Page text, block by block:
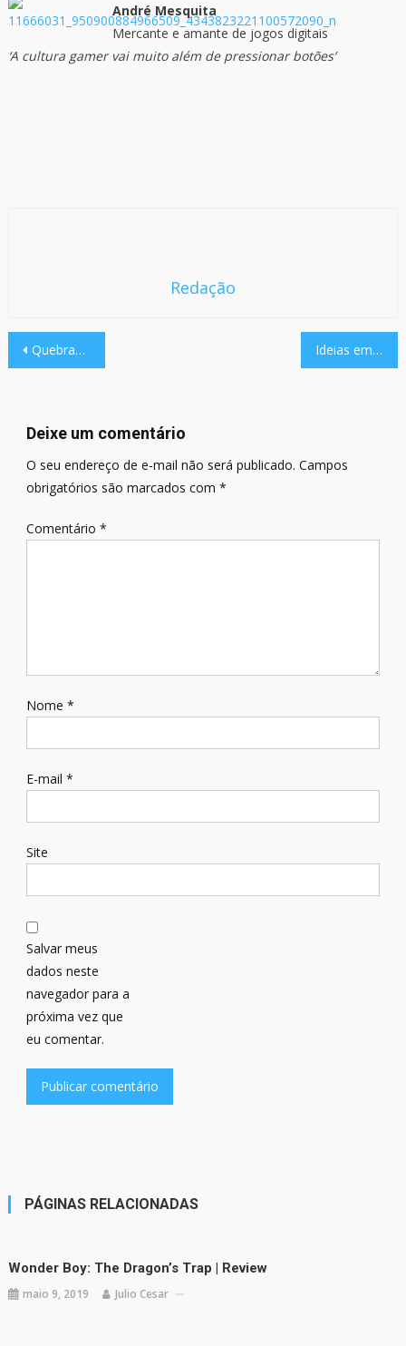
André Mesquita
Mercante e amante de jogos digitais
‘A cultura gamer vai muito além de pressionar botões’
Redação
Navegação
Post
Quebrando o Controle #13: E3 2016 Ideias em Jogo: Como foi a edição #9 – Jornalismo para Jogos
Deixe um comentário
O seu endereço de e-mail não será publicado. Campos
obrigatórios são marcados com *
Comentário *
Nome *
E-mail *
Site
Salvar meus
dados neste
navegador para a
próxima vez que
eu comentar.
PÁGINAS RELACIONADAS
Wonder Boy: The Dragon’s Trap | Review
maio 9, 2019 Julio Cesar